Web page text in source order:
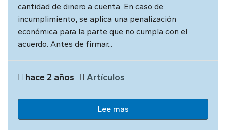
cantidad de dinero a cuenta. En caso de
incumplimiento, se aplica una penalización
económica para la parte que no cumpla con el
acuerdo. Antes de firmar...
hace 2 años Artículos
Lee mas